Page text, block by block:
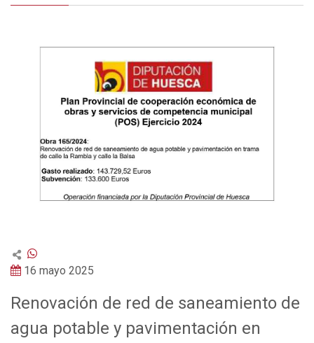
16 mayo 2025
Renovación de red de saneamiento de
agua potable y pavimentación en